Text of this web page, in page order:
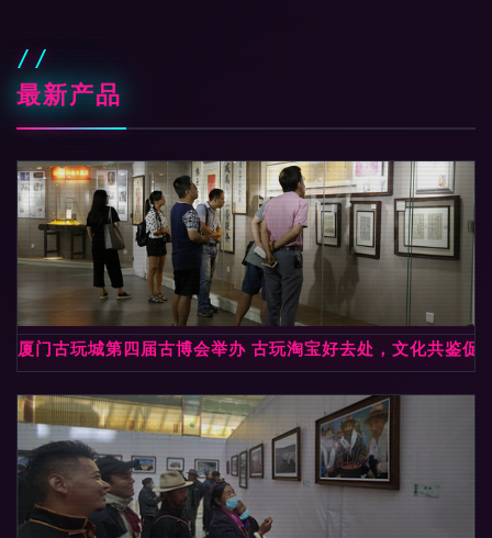
最新产品
厦门古玩城第四届古博会举办 古玩淘宝好去处，文化共鉴促